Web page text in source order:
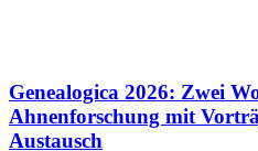
Genealogica 2026: Zwei
Ahnenforschung mit
Austausch